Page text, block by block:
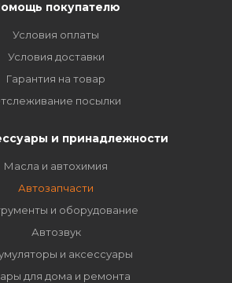
покупателю
Условия оплаты
Условия доставки
Гарантия на товар
посылки
и принадлежности
Масла и автохимия
Автозапчасти
и оборудование
Автозвук
и аксессуары
для дома и ремонта